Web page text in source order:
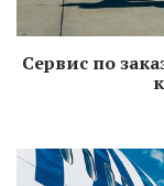
Сервис по